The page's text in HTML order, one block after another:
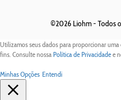
©2026 Liohm - Todos
Utilizamos seus dados para proporcionar
fins. Consulte nossa Política de Privacidadee
Minhas Opções Entendi